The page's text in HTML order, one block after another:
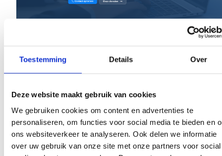
Toestemming Details Over
Deze website maakt gebruik van cookies
We gebruiken cookies om content en advertenties te
personaliseren, om functies voor social media te bieden en
ons websiteverkeer te analyseren. Ook delen we informatie
over uw gebruik van onze site met onze partners voor social
PC Reparatie Almere
lokale autoriteit. Een site die in tien seconden
vertrouwen wekt en de bezoeker aan de telefoon
krijgt.
Bekijk project